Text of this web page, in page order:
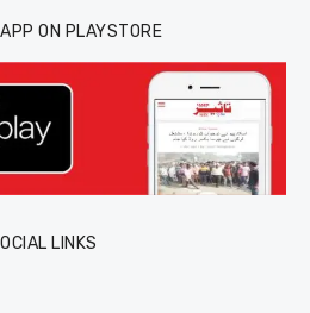
ON PLAYSTORE
LINKS